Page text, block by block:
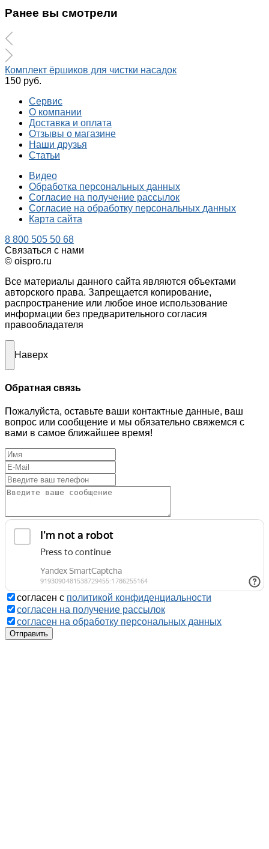
Ранее вы смотрели
Комплект ёршиков для чистки насадок
150 руб.
Сервис
О компании
Доставка и оплата
Отзывы о магазине
Наши друзья
Статьи
Видео
Обработка персональных данных
Согласие на получение рассылок
Согласие на обработку персональных данных
Карта сайта
8 800 505 50 68
Связаться с нами
© oispro.ru
Все материалы данного сайта являются объектами
авторского права. Запрещается копирование,
распространение или любое иное использование
информации без предварительного согласия
правообладателя
Наверх
Обратная связь
Пожалуйста, оставьте ваши контактные данные, ваш
вопрос или сообщение и мы обязательно свяжемся с
вами в самое ближайшее время!
согласен с политикой конфиденциальности
согласен на получение рассылок
согласен на обработку персональных данных
Отправить